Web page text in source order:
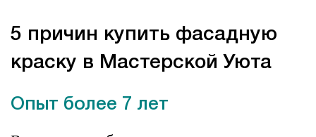
5 причин купить фасадную
краску в Мастерской Уюта
Опыт более 7 лет